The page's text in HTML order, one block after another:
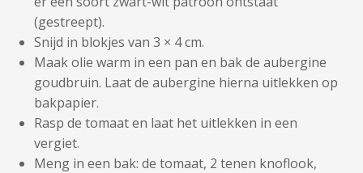
(gestreept).
Snijd in blokjes van 3 × 4 cm.
Maak olie warm in een pan en bak de aubergine
goudbruin. Laat de aubergine hierna uitlekken op
bakpapier.
Rasp de tomaat en laat het uitlekken in een
vergiet.
Meng in een bak: de tomaat, 2 tenen knoflook,